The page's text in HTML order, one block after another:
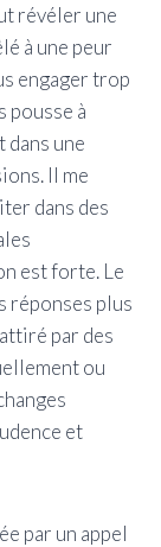
révéler une
à une peur
engager trop
pousse à
dans une
Il me
dans des
est forte. Le
réponses plus
par des
ou
et
par un appel